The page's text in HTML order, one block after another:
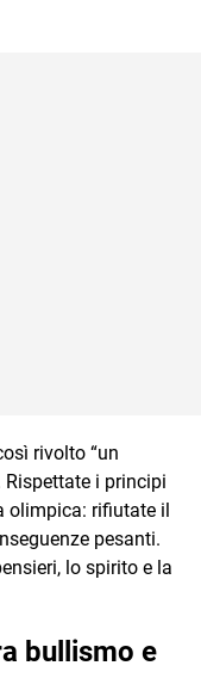
rivolto “un
i principi
olimpica: rifiutate il
pesanti.
lo spirito e la
bullismo e